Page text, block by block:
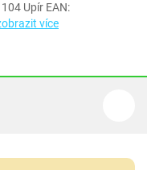
Upír EAN:
více